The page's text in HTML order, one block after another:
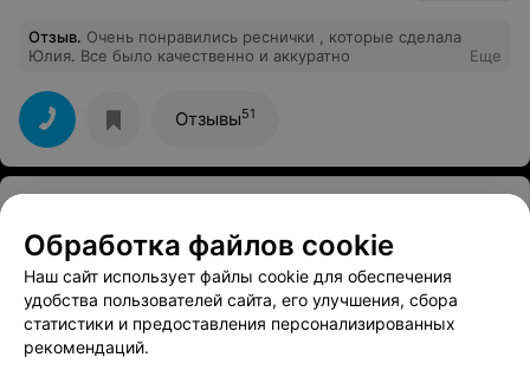
Отзыв. Очень понравились реснички , которые сделала
Юлия. Все было качественно и аккуратно
Еще
Отзывы51
1 2
Обработка файлов cookie
Наш сайт использует файлы cookie для обеспечения
удобства пользователей сайта, его улучшения, сбора
статистики и предоставления персонализированных
рекомендаций.